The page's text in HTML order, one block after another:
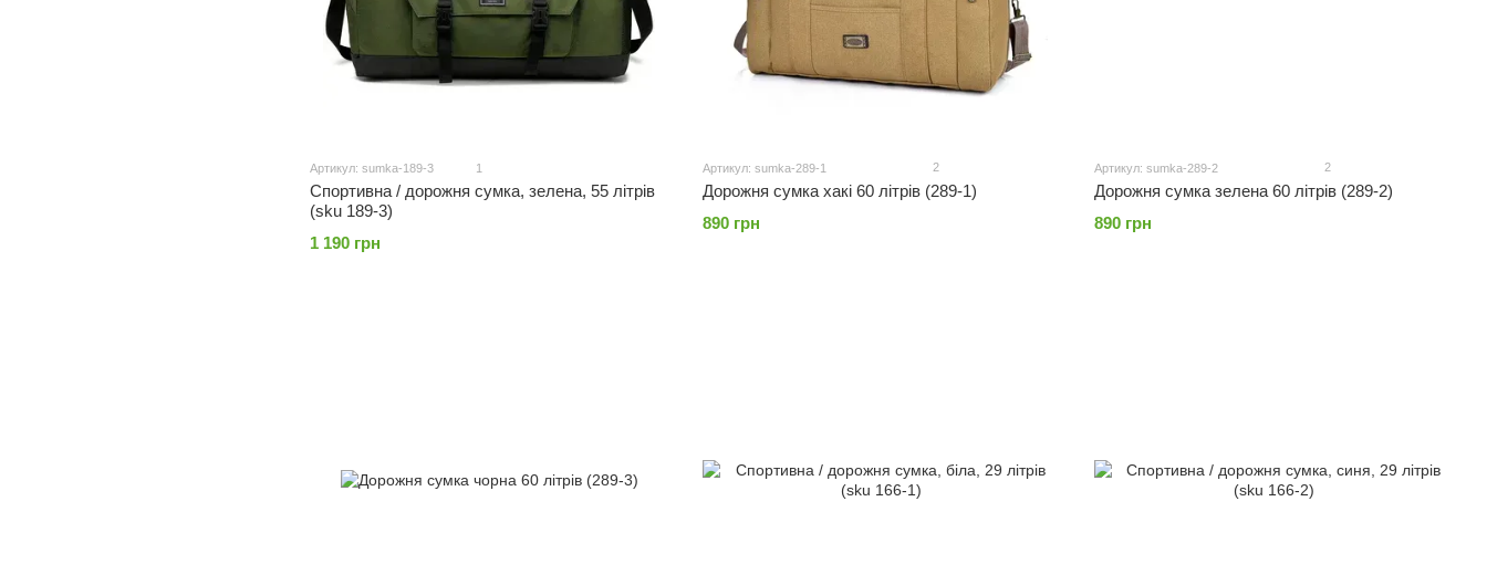
Артикул: sumka-189-3 1
Спортивна / дорожня сумка, зелена, 55 літрів
(sku 189-3)
1 190 грн
Артикул: sumka-289-1 2
Дорожня сумка хакі 60 літрів (289-1)
890 грн
Артикул: sumka-289-2 2
Дорожня сумка зелена 60 літрів (289-2)
890 грн